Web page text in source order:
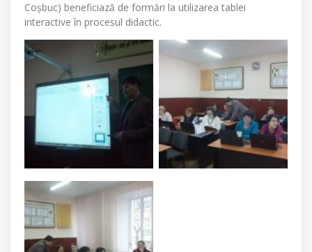
Coșbuc) beneficiază de formări la utilizarea tablei
interactive în procesul didactic.